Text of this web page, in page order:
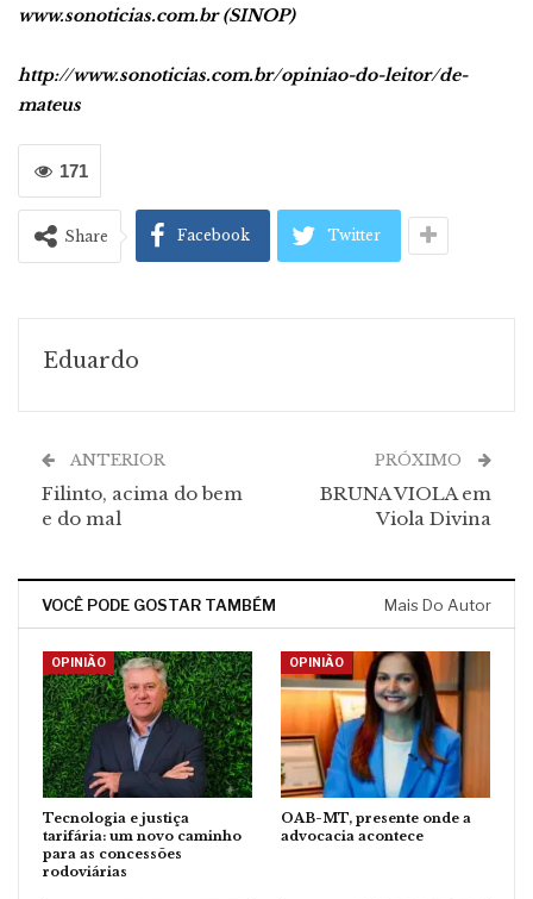
www.sonoticias.com.br (SINOP)
http://www.sonoticias.com.br/opiniao-do-leitor/de-
mateus
171
Share Facebook Twitter
Eduardo
ANTERIOR
Filinto, acima do bem
e do mal
PRÓXIMO
BRUNA VIOLA em
Viola Divina
VOCÊ PODE GOSTAR TAMBÉM Mais Do Autor
OPINIÃO
Tecnologia e justiça
tarifária: um novo caminho
para as concessões
rodoviárias
OPINIÃO
OAB-MT, presente onde a
advocacia acontece